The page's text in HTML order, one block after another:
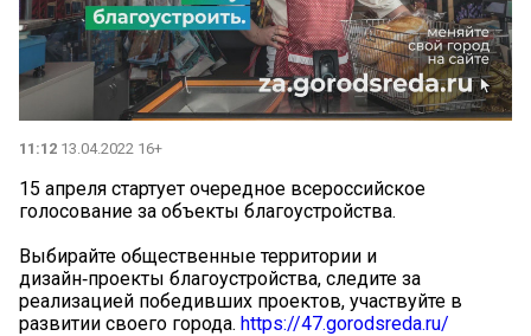
11:12 13.04.2022 16+
15 апреля стартует очередное всероссийское
голосование за объекты благоустройства.
Выбирайте общественные территории и
дизайн‑проекты благоустройства, следите за
реализацией победивших проектов, участвуйте в
развитии своего города. https://47.gorodsreda.ru/